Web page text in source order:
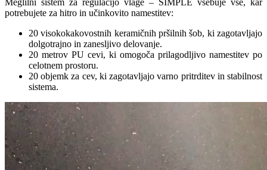
Meglilni sistem za regulacijo vlage – SIMPLE vsebuje vse, kar
potrebujete za hitro in učinkovito namestitev:
20 visokokakovostnih keramičnih pršilnih šob, ki zagotavljajo
dolgotrajno in zanesljivo delovanje.
20 metrov PU cevi, ki omogoča prilagodljivo namestitev po
celotnem prostoru.
20 objemk za cev, ki zagotavljajo varno pritrditev in stabilnost
sistema.